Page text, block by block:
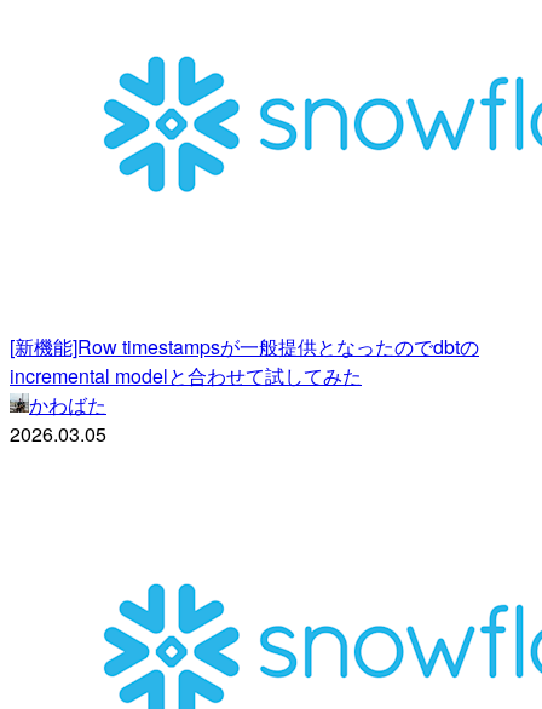
[新機能]Row timestampsが一般提供となったのでdbtの
incremental modelと合わせて試してみた
かわばた
2026.03.05